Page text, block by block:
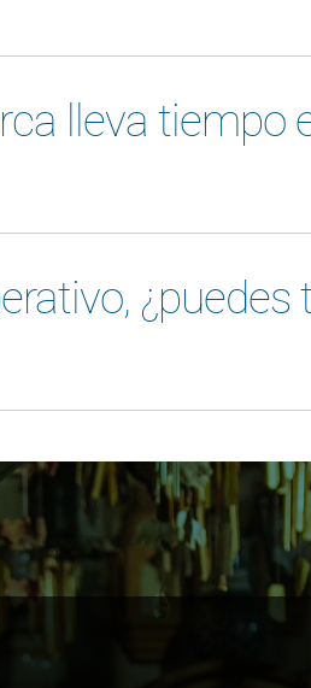
lleva tiempo
¿puedes